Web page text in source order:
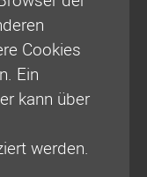
Cookies
Ein
kann über
werden.